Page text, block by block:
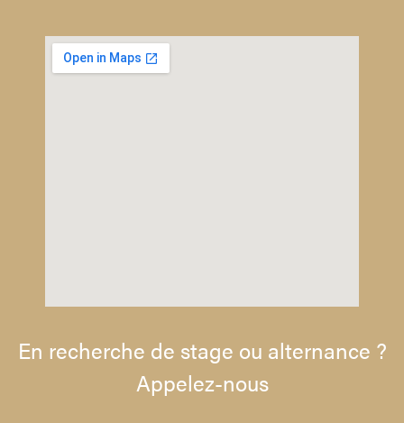
En recherche de stage ou alternance ?
Appelez-nous